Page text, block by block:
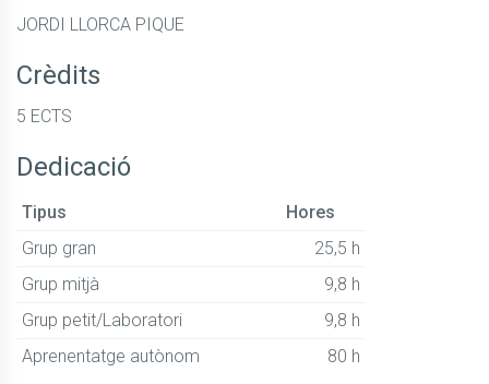
JORDI LLORCA PIQUE
Crèdits
5 ECTS
Dedicació
Tipus
Hores
Grup gran
25,5 h
Grup mitjà
9,8 h
Grup petit/Laboratori
9,8 h
Aprenentatge autònom
80 h